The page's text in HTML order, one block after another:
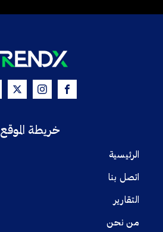
خريطة الموقع
الرئيسية
اتصل بنا
التقارير
من نحن